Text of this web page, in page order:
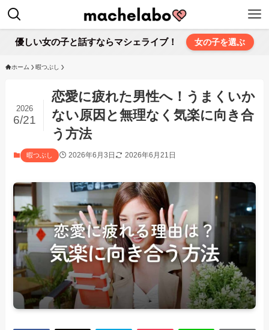
優しい女の子と話すならマシェライブ！ 女の子を選ぶ
ホーム 暇つぶし
恋愛に疲れた男性へ！うまくいか
ない原因と無理なく気楽に向き合
う方法
2026
6/21
暇つぶし 2026年6月3日 2026年6月21日